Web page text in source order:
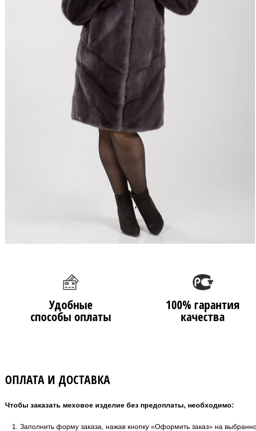
Удобные
способы оплаты
100% гарантия
качества
ОПЛАТА И ДОСТАВКА
Чтобы заказать меховое изделие без предоплаты, необходимо:
Заполнить форму заказа, нажав кнопку «Оформить заказ» на